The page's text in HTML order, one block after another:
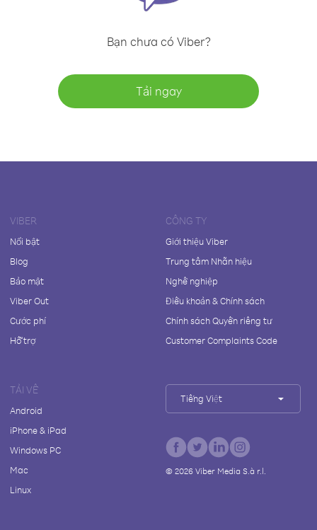
Bạn chưa có Viber?
Tải ngay
VIBER
Nổi bật
Blog
Bảo mật
Viber Out
Cước phí
Hỗ trợ
CÔNG TY
Giới thiệu Viber
Trung tâm Nhãn hiệu
Nghề nghiệp
Điều khoản & Chính sách
Chính sách Quyền riêng tư
Customer Complaints Code
TẢI VỀ
Android
iPhone & iPad
Windows PC
Mac
Linux
Tiếng Việt
© 2026Viber Media S.à r.l.